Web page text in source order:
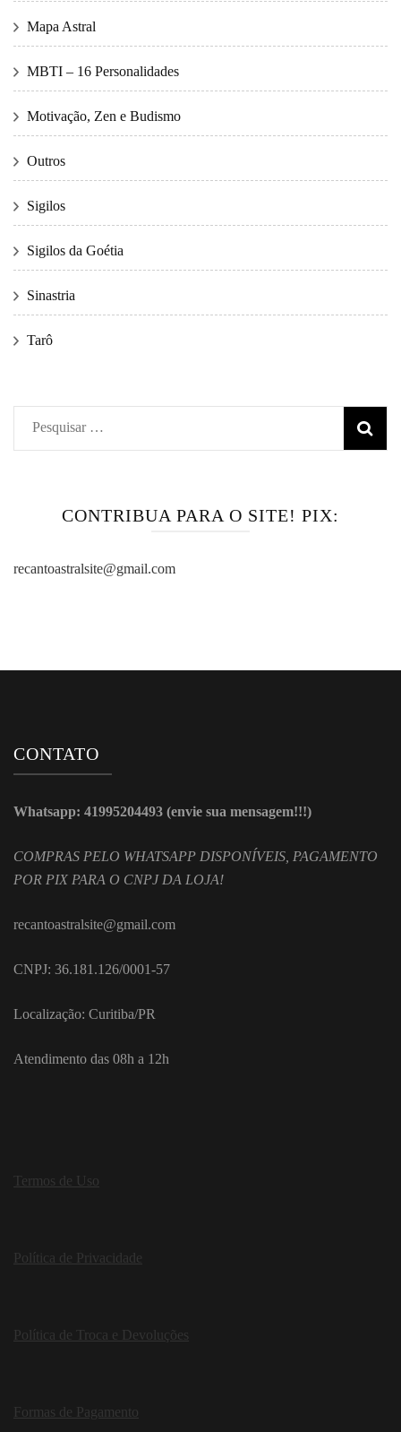
Mapa Astral
MBTI – 16 Personalidades
Motivação, Zen e Budismo
Outros
Sigilos
Sigilos da Goétia
Sinastria
Tarô
Pesquisar
por:
CONTRIBUA PARA O SITE! PIX:
recantoastralsite@gmail.com
CONTATO
Whatsapp: 41995204493 (envie sua mensagem!!!)
COMPRAS PELO WHATSAPP DISPONÍVEIS, PAGAMENTO
POR PIX PARA O CNPJ DA LOJA!
recantoastralsite@gmail.com
CNPJ: 36.181.126/0001-57
Localização: Curitiba/PR
Atendimento das 08h a 12h
Termos de Uso
Política de Privacidade
Política de Troca e Devoluções
Formas de Pagamento